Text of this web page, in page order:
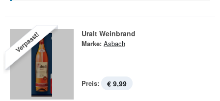
Verpasst! Uralt Weinbrand
Marke: Asbach
Preis: € 9,99